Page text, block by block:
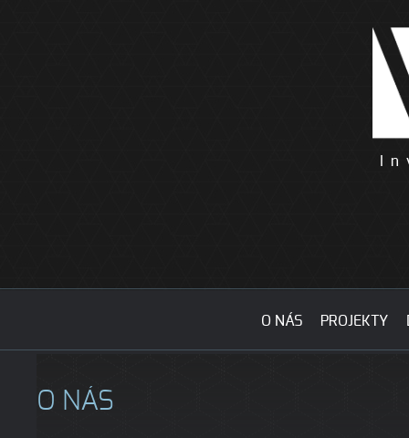
O NÁS PROJEKTY
O NÁS